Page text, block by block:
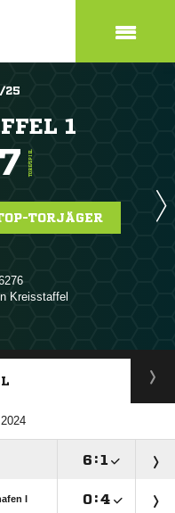
25
1
7 TORE/SPIEL
TORJÄGER
Kreisstaffel
 :
I :